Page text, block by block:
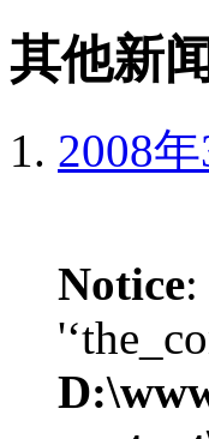
其他新闻
2008
Notice